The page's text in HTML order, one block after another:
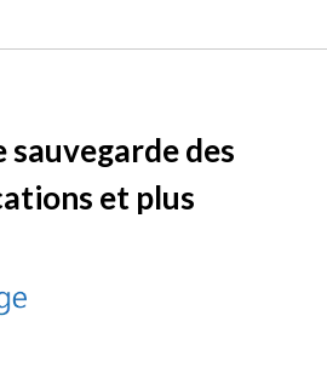
sauvegarde des
et plus